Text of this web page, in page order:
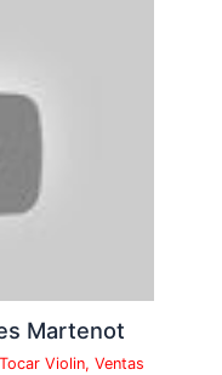
Martenot
Violin,Ventas